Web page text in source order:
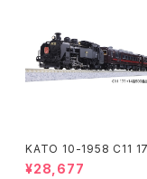
KATO 10-1958 C11
系｢SL冬の湿原号｣ 6両
特企品 Nゲージ 鉄道模
¥28,677